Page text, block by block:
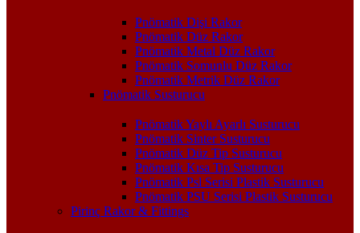
Pnömatik Dişi Rakor
Pnömatik Düz Rakor
Pnömatik Metal Düz Rakor
Pnömatik Somunlu Düz Rakor
Pnömatik Metrik Düz Rakor
Pnömatik Susturucu
Pnömatik Yaylı Ayarlı Susturucu
Pnömatik Sinter Susturucu
Pnömatik Düz Tip Susturucu
Pnömatik Kısa Tip Susturucu
Pnömatik Psl Serisi Plastik Susturucu
Pnömatik PSU Serisi Plastik Susturucu
Pirinç Rakor & Fittings